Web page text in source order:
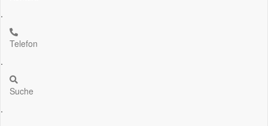
.
Telefon
.
Suche
.